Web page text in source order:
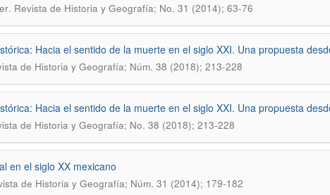
. Revista de Historia y Geografí­a; No. 31 (2014); 63-76
Hacia el sentido de la muerte en el siglo XXI. Una propuesta
de Historia y Geografía; Núm. 38 (2018); 213-228
Hacia el sentido de la muerte en el siglo XXI. Una propuesta
de Historia y Geografí­a; No. 38 (2018); 213-228
en el siglo XX mexicano
de Historia y Geografía; Núm. 31 (2014); 179-182